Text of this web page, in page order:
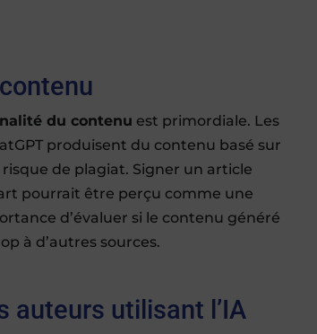
du contenu est primordiale. Les
produisent du contenu basé sur
de plagiat. Signer un article
pourrait être perçu comme une
d’évaluer si le contenu généré
à d’autres sources.
auteurs utilisant l’IA